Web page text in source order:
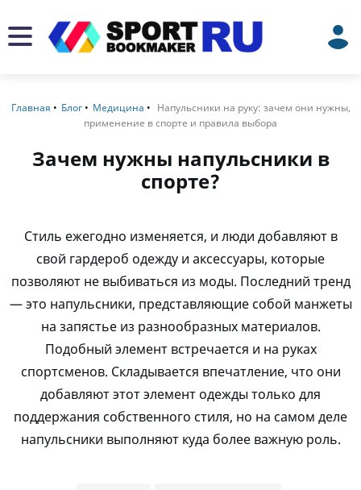
Главная Блог Медицина
Напульсники на руку: зачем они нужны,
применение в спорте и правила выбора
Зачем нужны напульсники в
спорте?
Стиль ежегодно изменяется, и люди добавляют в
свой гардероб одежду и аксессуары, которые
позволяют не выбиваться из моды. Последний тренд
— это напульсники, представляющие собой манжеты
на запястье из разнообразных материалов.
Подобный элемент встречается и на руках
спортсменов. Складывается впечатление, что они
добавляют этот элемент одежды только для
поддержания собственного стиля, но на самом деле
напульсники выполняют куда более важную роль.